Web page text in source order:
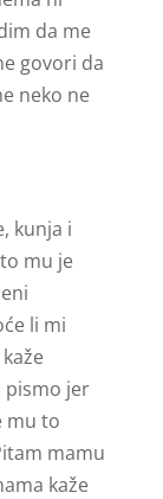
da me
govori da
neko ne
kunja i
mu je
li mi
pismo jer
mu to
mamu
kaže